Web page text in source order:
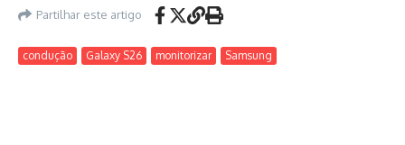
Partilhar este artigo
condução Galaxy S26 monitorizar Samsung